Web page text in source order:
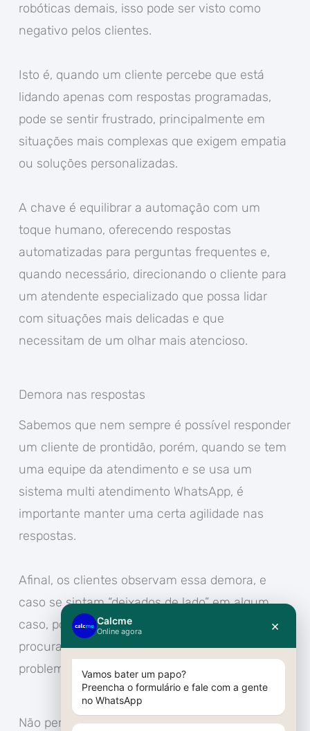
robóticas demais, isso pode ser visto como
negativo pelos clientes.
Isto é, quando um cliente percebe que está
lidando apenas com respostas programadas,
pode se sentir frustrado, principalmente em
situações mais complexas que exigem empatia
ou soluções personalizadas.
A chave é equilibrar a automação com um
toque humano, oferecendo respostas
automatizadas para perguntas frequentes e,
quando necessário, direcionando o cliente para
um atendente especializado que possa lidar
com situações mais delicadas e que
necessitam de um olhar mais atencioso.
Demora nas respostas
Sabemos que nem sempre é possível responder
um cliente de prontidão, porém, quando se tem
uma equipe da atendimento e se usa um
sistema multi atendimento WhatsApp, é
importante manter uma certa agilidade nas
respostas.
Afinal, os clientes observam essa demora, e
caso se sintam “deixados de lado” em algum
caso, poderão ficar frustrados e até mesmo
procurar um concorrente para resolver o seu
problema.
Não personalizar o atendimento